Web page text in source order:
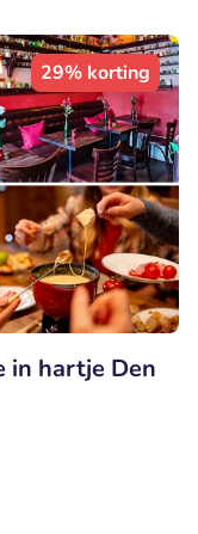
29% korting
in hartje Den